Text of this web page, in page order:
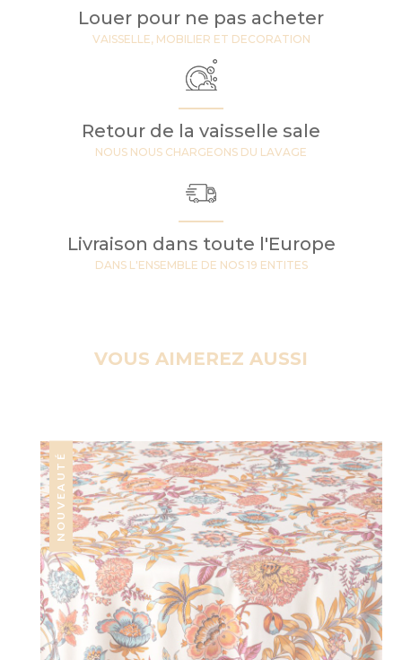
Louer pour ne pas acheter
VAISSELLE, MOBILIER ET DECORATION
Retour de la vaisselle sale
NOUS NOUS CHARGEONS DU LAVAGE
Livraison dans toute l'Europe
DANS L'ENSEMBLE DE NOS 19 ENTITES
VOUS AIMEREZ AUSSI
NOUVEAUTÉ